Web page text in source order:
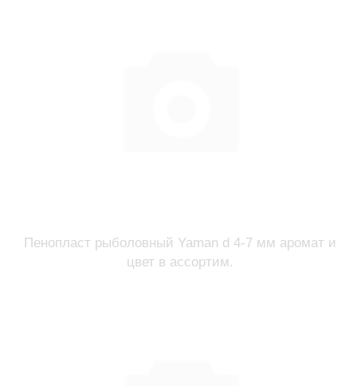
Пенопласт рыболовный Yaman d 4-7 мм аромат и
цвет в ассортим.